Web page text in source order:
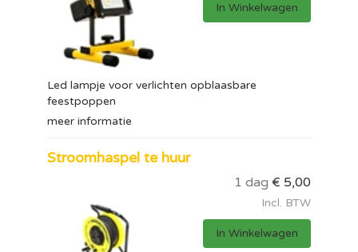
In Winkelwagen
Led lampje voor verlichten opblaasbare
feestpoppen
meer informatie
Stroomhaspel te huur
1 dag € 5,00
Incl. BTW
In Winkelwagen